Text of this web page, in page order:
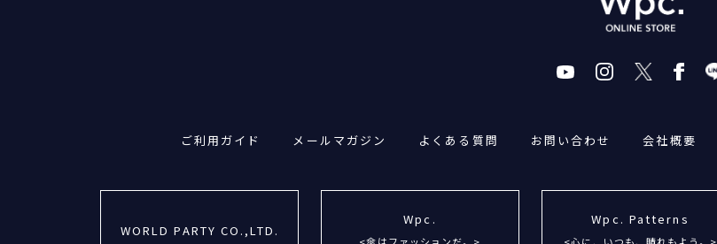
ご利用ガイド メールマガジン よくある質問 お問い合わせ 会社概要
WORLD PARTY CO.,LTD.
Wpc. Wpc. Patterns